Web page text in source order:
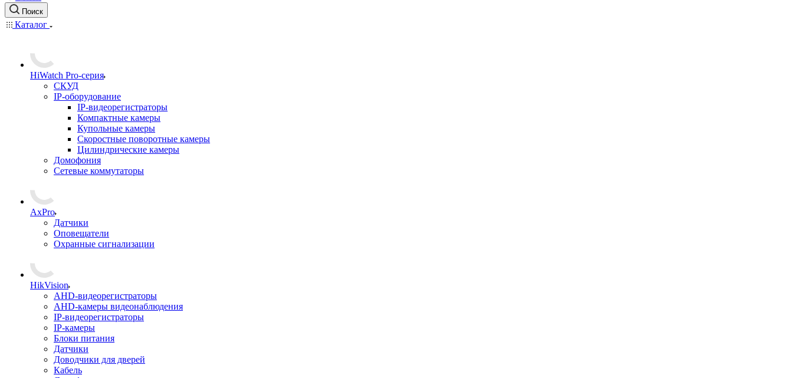
Поиск
Каталог
HiWatch Pro-серия
CКУД
IP-оборудование
IP-видеорегистраторы
Компактные камеры
Купольные камеры
Скоростные поворотные камеры
Цилиндрические камеры
Домофония
Сетевые коммутаторы
AxPro
Датчики
Оповещатели
Охранные сигнализации
HikVision
AHD-видеорегистраторы
AHD-камеры видеонаблюдения
IP-видеорегистраторы
IP-камеры
Блоки питания
Датчики
Доводчики для дверей
Кабель